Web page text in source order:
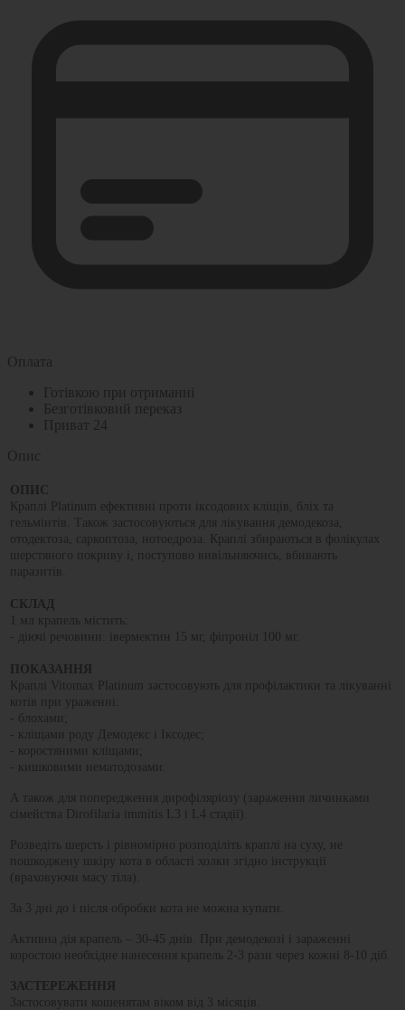
Оплата
Готівкою при отриманні
Безготівковий переказ
Приват 24
Опис
ОПИС
Краплі Platinum ефективні проти іксодових кліщів, бліх та
гельмінтів. Також застосовуються для лікування демодекоза,
отодектоза, саркоптоза, нотоедроза. Краплі збираються в фолікулах
шерстяного покриву і, поступово вивільняючись, вбивають
паразитів.
СКЛАД
1 мл крапель містить:
- діючі речовини: івермектин 15 мг, фіпроніл 100 мг.
ПОКАЗАННЯ
Краплі Vitomax Platinum застосовують для профілактики та лікуванні
котів при ураженні:
- блохами;
- кліщами роду Демодекс і Іксодес;
- коростяними кліщами;
- кишковими нематодозами.
А також для попередження дирофіляріозу (зараження личинками
сімейства Dirofilaria immitis L3 і L4 стадії).
Розведіть шерсть і рівномірно розподіліть краплі на суху, не
пошкоджену шкіру кота в області холки згідно інструкції
(враховуючи масу тіла).
За 3 дні до і після обробки кота не можна купати.
Активна дія крапель – 30-45 днів. При демодекозі і зараженні
коростою необхідне нанесення крапель 2-3 рази через кожні 8-10 діб.
ЗАСТЕРЕЖЕННЯ
Застосовувати кошенятам віком від 3 місяців.